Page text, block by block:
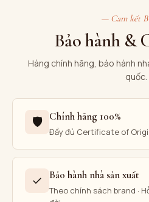
— Cam kết
Bảo hành &
Hàng chính hãng, bảo hành
quốc.
🛡 Chính hãng 100%
Đầy đủ Certificate of
✓ Bảo hành nhà sản xuất
Theo chính sách brand ·